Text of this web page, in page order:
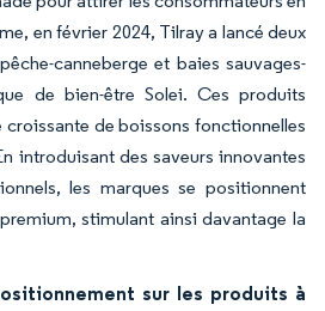
en février 2024, Tilray a lancé deux
canneberge et baies sauvages-
de bien-être Solei. Ces produits
de boissons fonctionnelles
introduisant des saveurs innovantes
les marques se positionnent
stimulant ainsi davantage la
sur les produits à